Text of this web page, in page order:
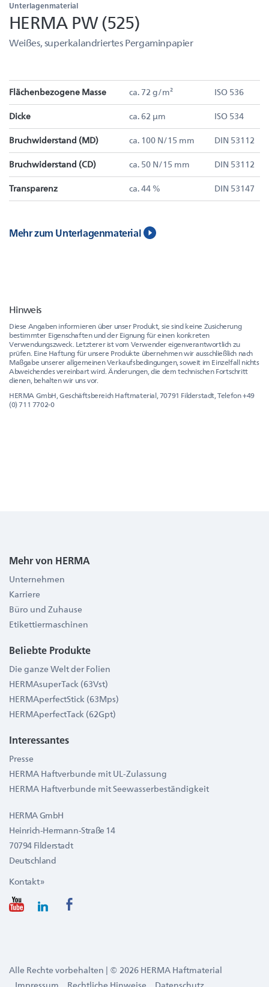
Unterlagenmaterial
HERMA PW (525)
Weißes, superkalandriertes Pergaminpapier
Flächenbezogene Masse ca. 72 g/m² ISO 536
Dicke ca. 62 µm ISO 534
Bruchwiderstand (MD) ca. 100 N/15 mm DIN 53112
Bruchwiderstand (CD) ca. 50 N/15 mm DIN 53112
Transparenz ca. 44 % DIN 53147
Mehr zum Unterlagenmaterial
Hinweis
Diese Angaben informieren über unser Produkt, sie sind keine Zusicherung
bestimmter Eigenschaften und der Eignung für einen konkreten
Verwendungszweck. Letzterer ist vom Verwender eigenverantwortlich zu
prüfen. Eine Haftung für unsere Produkte übernehmen wir ausschließlich nach
Maßgabe unserer allgemeinen Verkaufsbedingungen, soweit im Einzelfall nichts
Abweichendes vereinbart wird. Änderungen, die dem technischen Fortschritt
dienen, behalten wir uns vor.
HERMA GmbH, Geschäftsbereich Haftmaterial, 70791 Filderstadt, Telefon +49
(0) 711 7702-0
Mehr von HERMA
Unternehmen
Karriere
Büro und Zuhause
Etikettiermaschinen
Beliebte Produkte
Die ganze Welt der Folien
HERMAsuperTack (63Vst)
HERMAperfectStick (63Mps)
HERMAperfectTack (62Gpt)
Interessantes
Presse
HERMA Haftverbunde mit UL-Zulassung
HERMA Haftverbunde mit Seewasserbeständigkeit
HERMA GmbH
Heinrich-Hermann-Straße 14
70794 Filderstadt
Deutschland
Kontakt »
Alle Rechte vorbehalten | © 2026 HERMA Haftmaterial